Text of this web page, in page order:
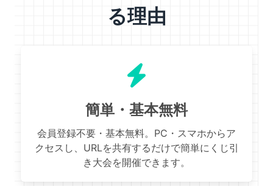
る理由
簡単・基本無料
会員登録不要・基本無料。PC・スマホからア
クセスし、URLを共有するだけで簡単にくじ引
き大会を開催できます。